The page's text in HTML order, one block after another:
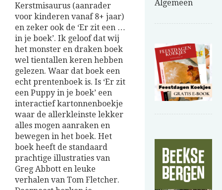
Kerstmisaurus (aanrader
voor kinderen vanaf 8+ jaar)
en zeker ook de ‘Er zit een …
in je boek’. Ik geloof dat wij
het monster en draken boek
wel tientallen keren hebben
gelezen. Waar dat boek een
echt prentenboek is. Is ‘Er zit
een Puppy in je boek’ een
interactief kartonnenboekje
waar de allerkleinste lekker
alles mogen aanraken en
bewegen in het boek. Het
boek heeft de standaard
prachtige illustraties van
Greg Abbott en leuke
verhalen van Tom Fletcher.